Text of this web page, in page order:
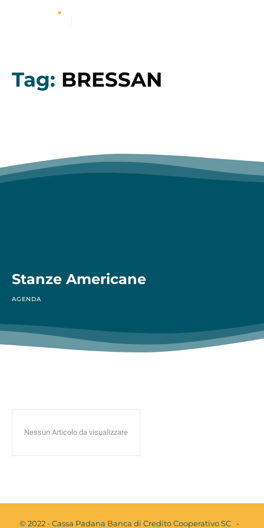
Tag: BRESSAN
Stanze Americane
AGENDA
Nessun Articolo da visualizzare
© 2022 - Cassa Padana Banca di Credito Cooperativo SC -